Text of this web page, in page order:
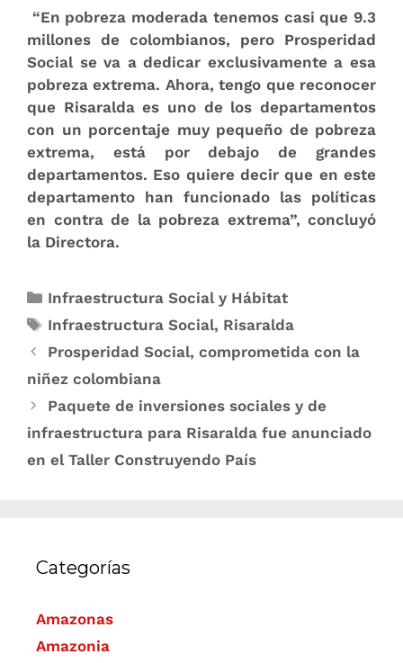
“En pobreza moderada tenemos casi que 9.3
millones de colombianos, pero Prosperidad
Social se va a dedicar exclusivamente a esa
pobreza extrema. Ahora, tengo que reconocer
que Risaralda es uno de los departamentos
con un porcentaje muy pequeño de pobreza
extrema, está por debajo de grandes
departamentos. Eso quiere decir que en este
departamento han funcionado las políticas
en contra de la pobreza extrema”, concluyó
la Directora.​
Infraestructura Social y Hábitat
Infraestructura Social, Risaralda
Prosperidad Social, comp​rometida con la
niñez colombiana
Paquete de inversiones sociales y de
infraestructura para Risaralda fue anunciado
en el Taller Construyendo País
Categorías
Amazonas
Amazonia